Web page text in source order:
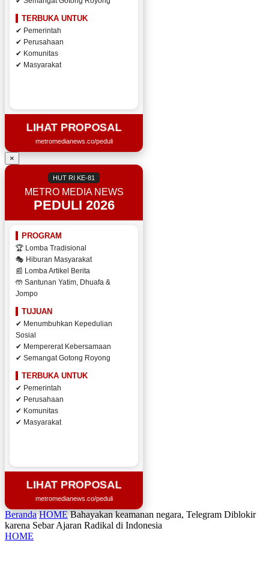
TERBUKA UNTUK
✔ Pemerintah
✔ Perusahaan
✔ Komunitas
✔ Masyarakat
LIHAT PROPOSAL
metromedianews.co/peduli
×
HUT RI KE-81
METRO MEDIA NEWS
PEDULI 2026
PROGRAM
🏆 Lomba Tradisional
🎭 Hiburan Masyarakat
📰 Lomba Artikel Berita
🤲 Santunan Yatim, Dhuafa &
Jompo
TUJUAN
✔ Menumbuhkan Kepedulian
Sosial
✔ Mempererat Kebersamaan
✔ Semangat Gotong Royong
TERBUKA UNTUK
✔ Pemerintah
✔ Perusahaan
✔ Komunitas
✔ Masyarakat
LIHAT PROPOSAL
metromedianews.co/peduli
Beranda HOME Bahayakan keamanan negara, Telegram Diblokir
karena Sebar Ajaran Radikal di Indonesia
HOME